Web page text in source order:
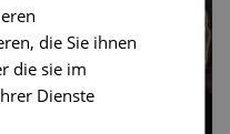
die Sie ihnen
die sie im
Dienste